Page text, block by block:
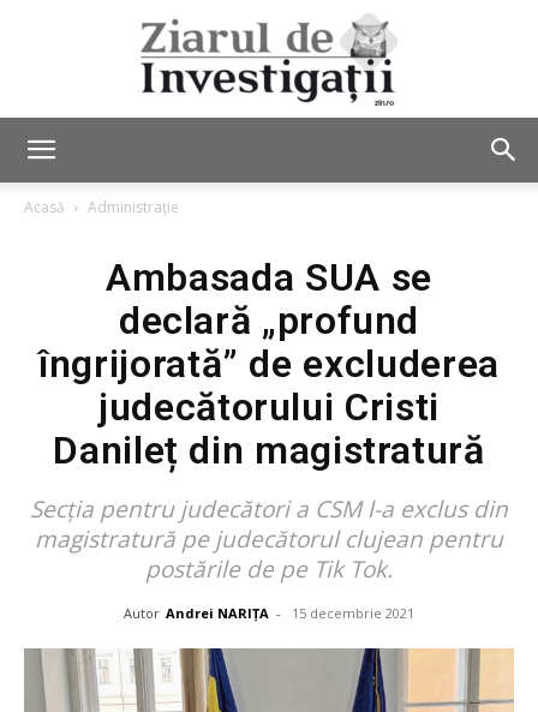
de
Acasă Administrație
Ambasada SUA se
declară „profund
îngrijorată” de excluderea
judecătorului Cristi
Danileț din magistratură
Secţia pentru judecători a CSM l-a exclus din
magistratură pe judecătorul clujean pentru
postările de pe Tik Tok.
Autor Andrei NARIȚA - 15 decembrie 2021